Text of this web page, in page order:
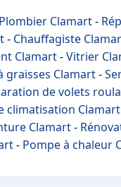
Plombier Clamart-
- Chauffagiste
Clamart-Vitrier
graisses Clamart-
de volets
climatisation Clamart
Clamart-
- Pompe à chaleur